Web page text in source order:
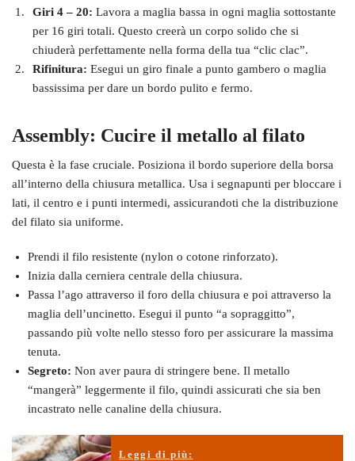
Giri 4 – 20: Lavora a maglia bassa in ogni maglia sottostante
per 16 giri totali. Questo creerà un corpo solido che si
chiuderà perfettamente nella forma della tua “clic clac”.
Rifinitura: Esegui un giro finale a punto gambero o maglia
bassissima per dare un bordo pulito e fermo.
Assembly: Cucire il metallo al filato
Questa è la fase cruciale. Posiziona il bordo superiore della borsa
all’interno della chiusura metallica. Usa i segnapunti per bloccare i
lati, il centro e i punti intermedi, assicurandoti che la distribuzione
del filato sia uniforme.
Prendi il filo resistente (nylon o cotone rinforzato).
Inizia dalla cerniera centrale della chiusura.
Passa l’ago attraverso il foro della chiusura e poi attraverso la
maglia dell’uncinetto. Esegui il punto “a sopraggitto”,
passando più volte nello stesso foro per assicurare la massima
tenuta.
Segreto: Non aver paura di stringere bene. Il metallo
“mangerà” leggermente il filo, quindi assicurati che sia ben
incastrato nelle canaline della chiusura.
Leggi di più: